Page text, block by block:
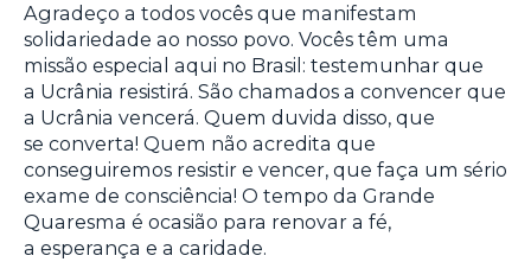
Agradeço a todos vocês que manifestam
solidariedade ao nosso povo. Vocês têm uma
missão especial aqui no Brasil: testemunhar que
a Ucrânia resistirá. São chamados a convencer que
a Ucrânia vencerá. Quem duvida disso, que
se converta! Quem não acredita que
conseguiremos resistir e vencer, que faça um sério
exame de consciência! O tempo da Grande
Quaresma é ocasião para renovar a fé,
a esperança e a caridade.